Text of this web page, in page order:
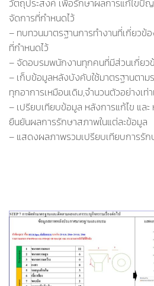
จัดการที่กำหนดไว้
– ทบทวนมาตรฐานการทำงานที่เกี่ยวข้
ที่กำหนดไว้
– จัดอบรมพนักงานทุกคนที่มีส่วนเกี่ยว
– เก็บข้อมูลหลังบังคับใช้มาตรฐานตาม
ทุกอาการเหมือนเดิม,จำนวนตัวอย่างเท่
– เปรียบเทียบข้อมูล หลังการแก้ไข แล
ยืนยันผลการรักษาสภาพในแต่ละข้อมูล
– แสดงผลภาพรวมเปรียบเทียบการรั